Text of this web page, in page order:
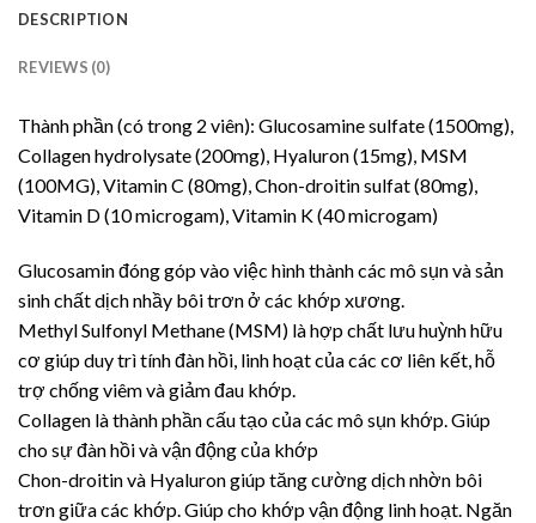
DESCRIPTION
REVIEWS (0)
Thành phần (có trong 2 viên): Glucosamine sulfate (1500mg),
Collagen hydrolysate (200mg), Hyaluron (15mg), MSM
(100MG), Vitamin C (80mg), Chon-droitin sulfat (80mg),
Vitamin D (10 microgam), Vitamin K (40 microgam)
Glucosamin đóng góp vào việc hình thành các mô sụn và sản
sinh chất dịch nhầy bôi trơn ở các khớp xương.
Methyl Sulfonyl Methane (MSM) là hợp chất lưu huỳnh hữu
cơ giúp duy trì tính đàn hồi, linh hoạt của các cơ liên kết, hỗ
trợ chống viêm và giảm đau khớp.
Collagen là thành phần cấu tạo của các mô sụn khớp. Giúp
cho sự đàn hồi và vận động của khớp
Chon-droitin và Hyaluron giúp tăng cường dịch nhờn bôi
trơn giữa các khớp. Giúp cho khớp vận động linh hoạt. Ngăn